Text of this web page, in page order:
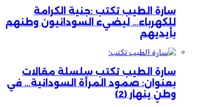
سارة الطيب تكتب :جنية الكرامة
للكهرباء… ليضيء السودانيون وطنهم
بأيديهم
سارة الطيب تكتب سلسلة مقالات
بعنوان: صمود المرأة السودانية… في
وطنٍ ينهار (2)